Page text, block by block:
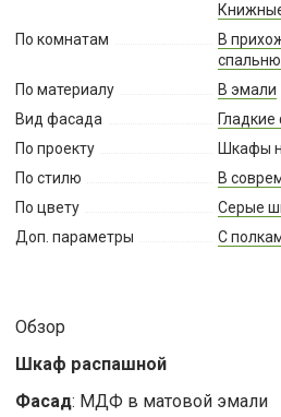
По комнатам
В
спальню
По материалу
В эмали
Вид фасада
По проекту
Шкафы
По стилю
В
По цвету
Серые
Доп. параметры
С
Обзор
Шкаф распашной
Фасад: МДФ в матовой эмали